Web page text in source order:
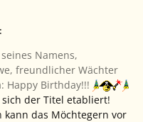
Namens,
freundlicher Wächter
Happy Birthday!!!
sich der Titel etabliert!
das Möchtegern vor